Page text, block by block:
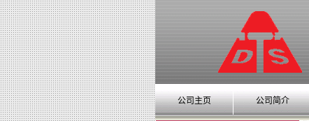
公司主页 公司简介